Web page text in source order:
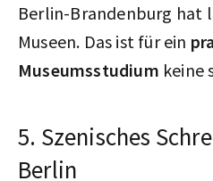
Berlin-Brandenburg hat
Museen. Das ist für ein
Museumsstudium keine
5. Szenisches
Berlin